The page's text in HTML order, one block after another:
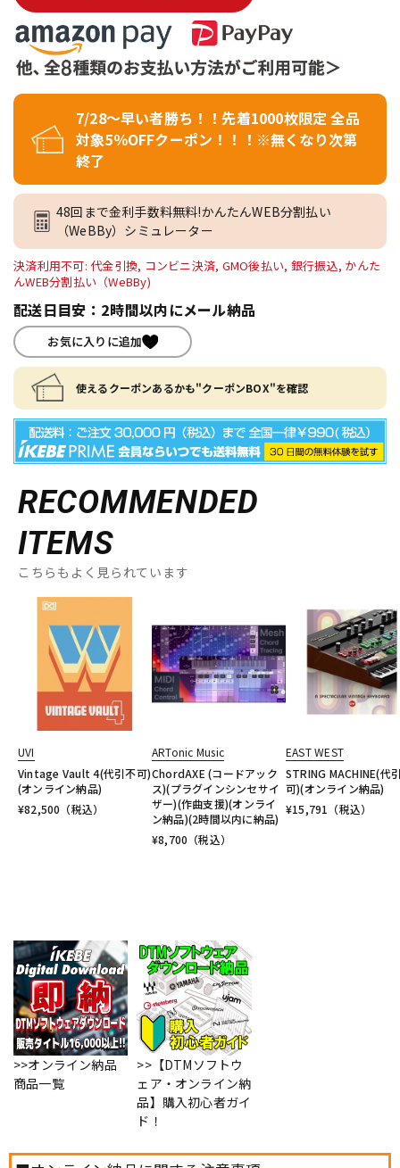
7/28～早い者勝ち！！先着1000枚限定 全品
対象5％OFFクーポン！！！※無くなり次第
終了
48回まで金利手数料無料!かんたんWEB分割払い
（WeBBy）シミュレーター
決済利用不可: 代金引換, コンビニ決済, GMO後払い, 銀行振込, かんた
んWEB分割払い（WeBBy)
配送日目安：2時間以内にメール納品
お気に入りに追加
使えるクーポンあるかも"クーポンBOX"を確認
RECOMMENDED
ITEMS
こちらもよく見られています
UVI
Vintage Vault 4(代引不可)
(オンライン納品)
¥82,500 （税込）
ARTonic Music
ChordAXE (コードアック
ス)(プラグインシンセサイ
ザー)(作曲支援)(オンライ
ン納品)(2時間以内に納品)
¥8,700 （税込）
EAST WEST
STRING MACHINE(代
可)(オンライン納品)
¥15,791 （税込）
>>オンライン納品
商品一覧
>>【DTMソフトウ
ェア・オンライン納
品】購入初心者ガイ
ド！